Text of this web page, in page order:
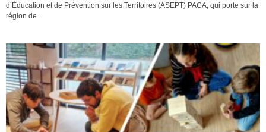
d’Éducation et de Prévention sur les Territoires (ASEPT) PACA, qui porte sur la
région de...